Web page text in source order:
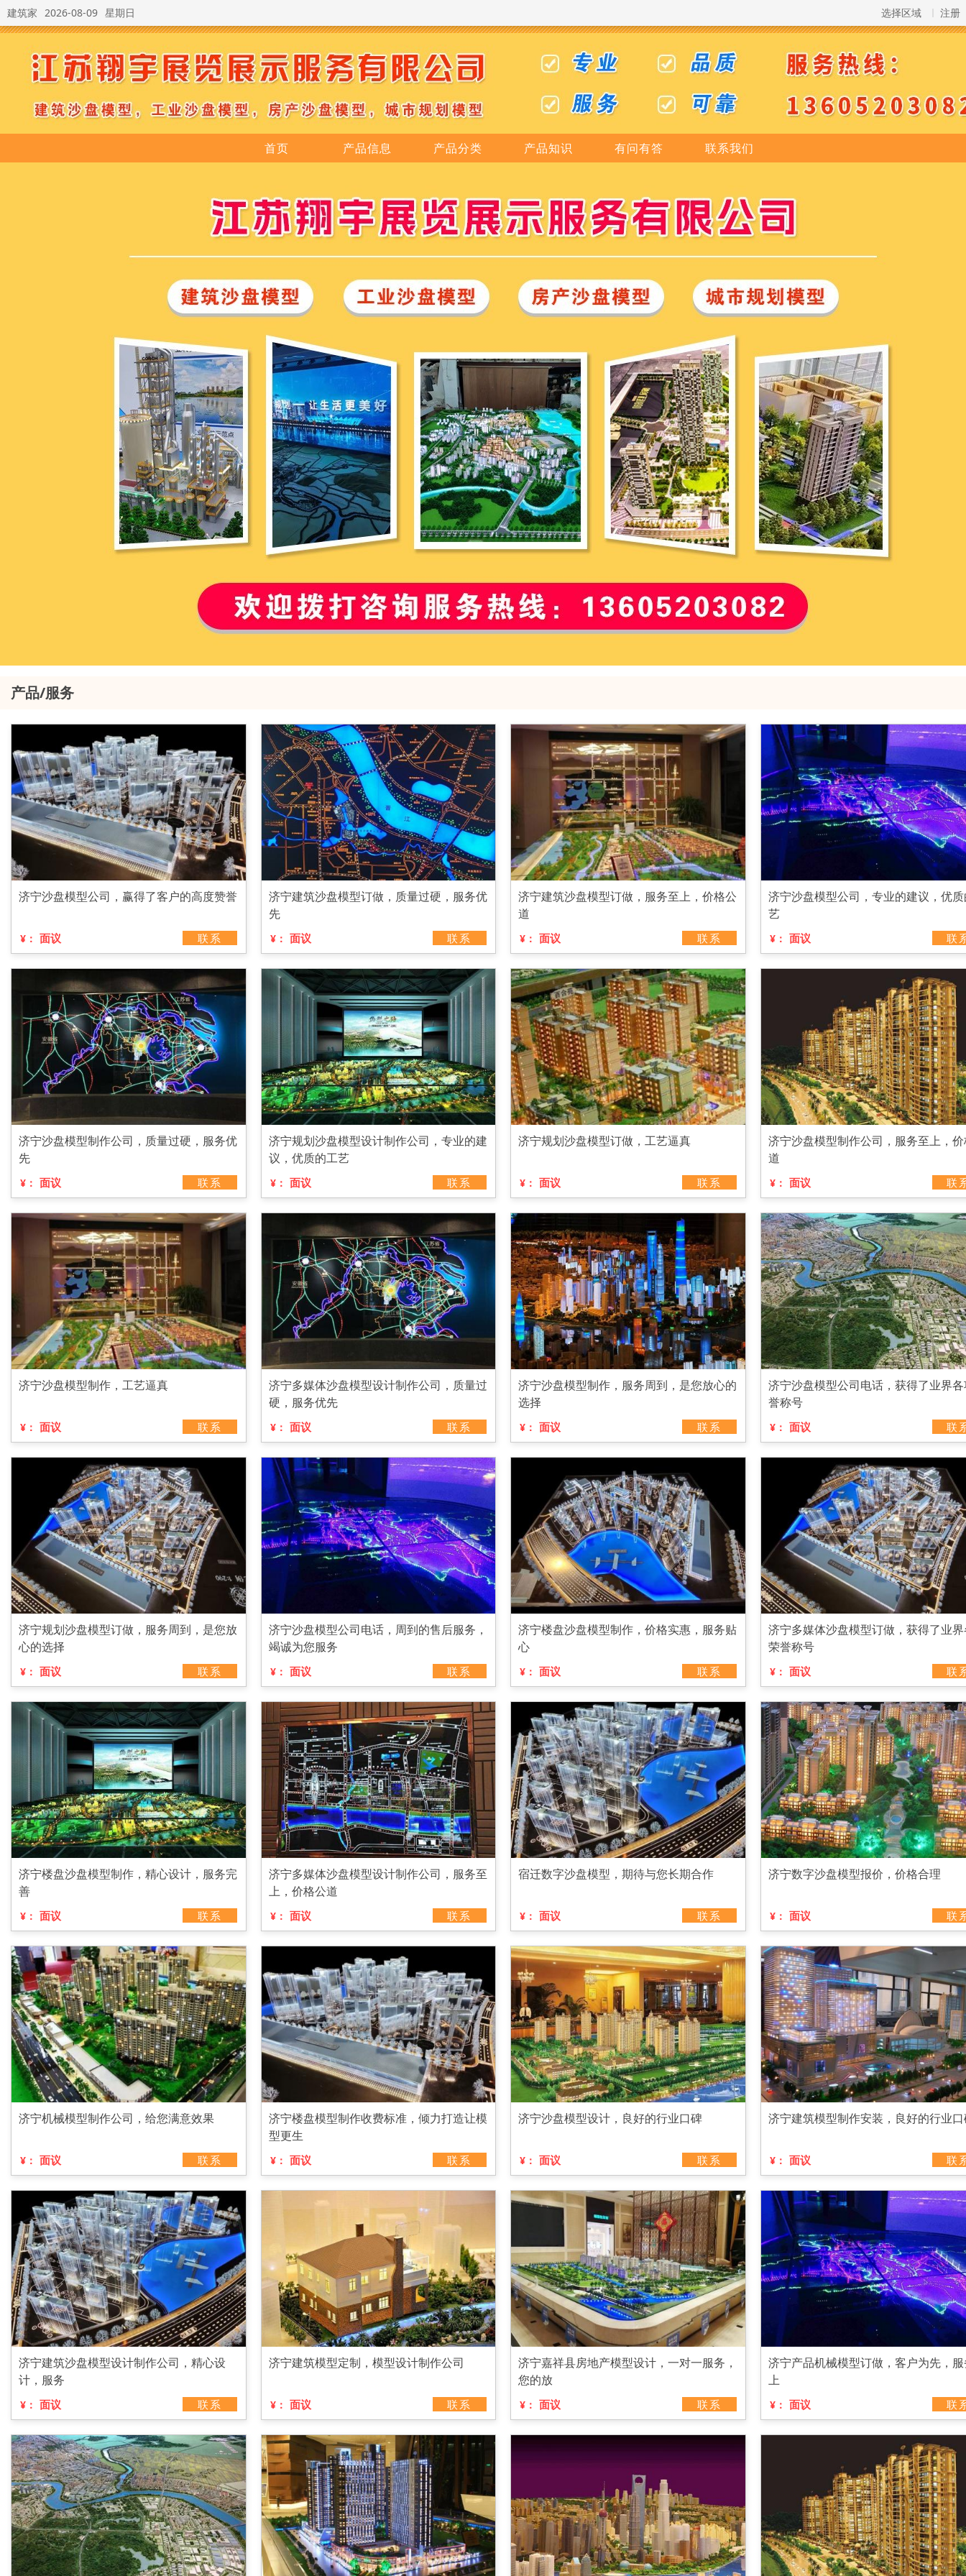
建筑家 2026-08-09 星期日 选择区域 注册
首页 产品信息 产品分类 产品知识 有问有答 联系我们
产品/服务
济宁沙盘模型公司，赢得了客户的高度赞誉
¥： 面议 联系
济宁建筑沙盘模型订做，质量过硬，服务优
先
¥： 面议 联系
济宁建筑沙盘模型订做，服务至上，价格公
道
¥： 面议 联系
济宁沙盘模型公司，专业的建议，优
艺
¥： 面议 联
济宁沙盘模型制作公司，质量过硬，服务优
先
¥： 面议 联系
济宁规划沙盘模型设计制作公司，专业的建
议，优质的工艺
¥： 面议 联系
济宁规划沙盘模型订做，工艺逼真
¥： 面议 联系
济宁沙盘模型制作公司，服务至上，
道
¥： 面议 联
济宁沙盘模型制作，工艺逼真
¥： 面议 联系
济宁多媒体沙盘模型设计制作公司，质量过
硬，服务优先
¥： 面议 联系
济宁沙盘模型制作，服务周到，是您放心的
选择
¥： 面议 联系
济宁沙盘模型公司电话，获得了业界
誉称号
¥： 面议 联
济宁规划沙盘模型订做，服务周到，是您放
心的选择
¥： 面议 联系
济宁沙盘模型公司电话，周到的售后服务，
竭诚为您服务
¥： 面议 联系
济宁楼盘沙盘模型制作，价格实惠，服务贴
心
¥： 面议 联系
济宁多媒体沙盘模型订做，获得了业
荣誉称号
¥： 面议 联
济宁楼盘沙盘模型制作，精心设计，服务完
善
¥： 面议 联系
济宁多媒体沙盘模型设计制作公司，服务至
上，价格公道
¥： 面议 联系
宿迁数字沙盘模型，期待与您长期合作
¥： 面议 联系
济宁数字沙盘模型报价，价格合理
¥： 面议 联
济宁机械模型制作公司，给您满意效果
¥： 面议 联系
济宁楼盘模型制作收费标准，倾力打造让模
型更生
¥： 面议 联系
济宁沙盘模型设计，良好的行业口碑
¥： 面议 联系
济宁建筑模型制作安装，良好的行业
¥： 面议 联
济宁建筑沙盘模型设计制作公司，精心设
计，服务
¥： 面议 联系
济宁建筑模型定制，模型设计制作公司
¥： 面议 联系
济宁嘉祥县房地产模型设计，一对一服务，
您的放
¥： 面议 联系
济宁产品机械模型订做，客户为先，
上
¥： 面议 联